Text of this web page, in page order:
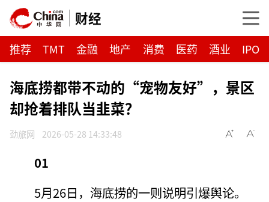
财经
推荐 TMT 金融 地产 消费 医药 酒业 IPO
海底捞都带不动的“宠物友好”，景区
却抢着排队当韭菜？
劲旅网 2026-05-28 14:33:48
01
5月26日，海底捞的一则说明引爆舆论。